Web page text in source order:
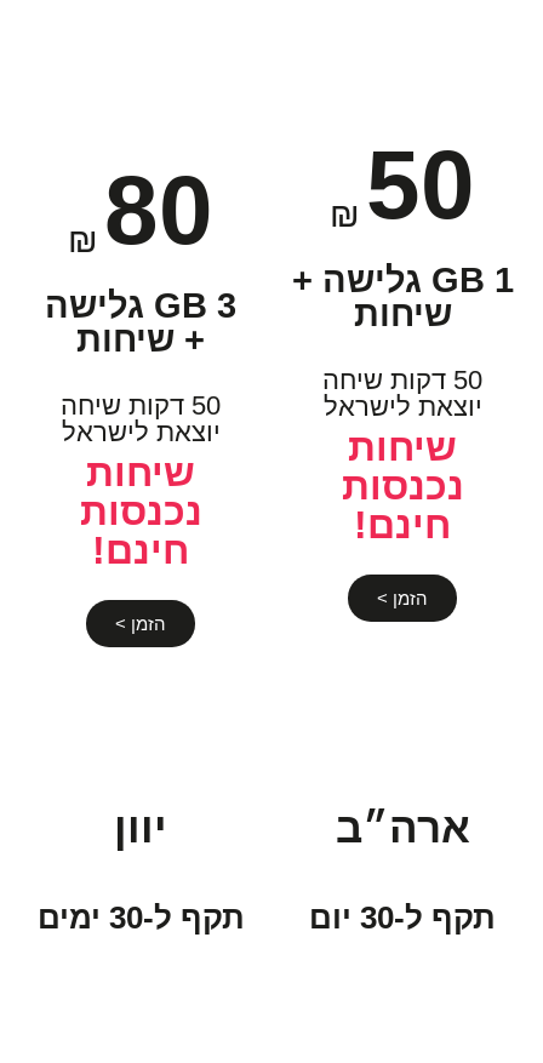
50
₪
1 GB גלישה +
שיחות
50 דקות שיחה
יוצאת לישראל
שיחות
נכנסות
חינם!
הזמן >
80
₪
3 GB גלישה
+ שיחות
50 דקות שיחה
יוצאת לישראל
שיחות
נכנסות
חינם!
הזמן >
ארה״ב
תקף ל-30 יום
יוון
תקף ל-30 ימים